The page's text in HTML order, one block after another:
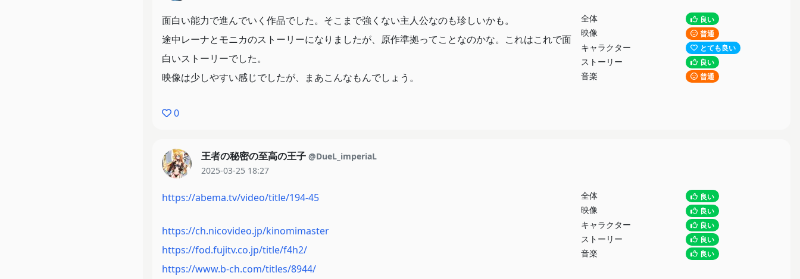
全体 良い
映像 普通
キャラクター とても良い
ストーリー 良い
音楽 普通
面白い能力で進んでいく作品でした。そこまで強くない主人公なのも珍しいかも。
途中レーナとモニカのストーリーになりましたが、原作準拠ってことなのかな。これはこれで面
白いストーリーでした。
映像は少しやすい感じでしたが、まあこんなもんでしょう。
0
王者の秘密の至高の王子 @DueL_imperiaL
2025-03-25 18:27
全体 良い
映像 良い
キャラクター 良い
ストーリー 良い
音楽 良い
https://abema.tv/video/title/194-45
https://ch.nicovideo.jp/kinomimaster
https://fod.fujitv.co.jp/title/f4h2/
https://www.b-ch.com/titles/8944/